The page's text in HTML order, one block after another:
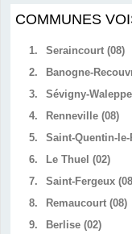
COMMUNES
1.
Seraincourt (08)
2.
Banogne-
3.
Sévigny-
4.
Renneville (08)
5.
Saint-Quentin-le-
6.
Le Thuel (02)
7.
Saint-Fergeux
8.
Remaucourt (08)
9.
Berlise (02)